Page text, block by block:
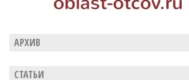
АРХИВ
СТАТЬИ